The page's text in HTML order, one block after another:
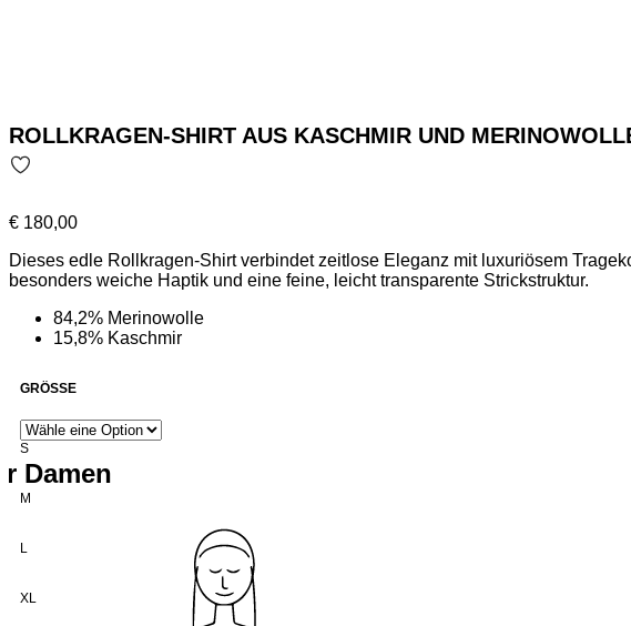
ROLLKRAGEN-SHIRT AUS KASCHMIR UND
€ 180,00
Dieses edle Rollkragen-Shirt verbindet zeitlose Eleganz mit luxuriösem
besonders weiche Haptik und eine feine, leicht transparente Strickstruktur.
84,2% Merinowolle
15,8% Kaschmir
Damen
GRÖSSE
S
M
L
XL